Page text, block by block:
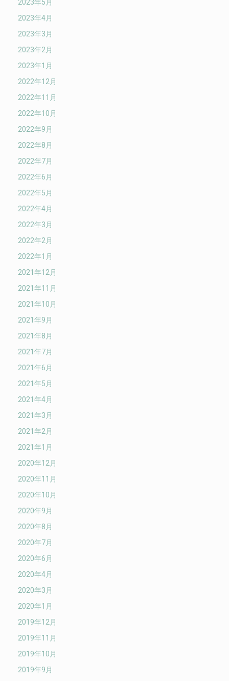
2023年5月
2023年4月
2023年3月
2023年2月
2023年1月
2022年12月
2022年11月
2022年10月
2022年9月
2022年8月
2022年7月
2022年6月
2022年5月
2022年4月
2022年3月
2022年2月
2022年1月
2021年12月
2021年11月
2021年10月
2021年9月
2021年8月
2021年7月
2021年6月
2021年5月
2021年4月
2021年3月
2021年2月
2021年1月
2020年12月
2020年11月
2020年10月
2020年9月
2020年8月
2020年7月
2020年6月
2020年4月
2020年3月
2020年1月
2019年12月
2019年11月
2019年10月
2019年9月